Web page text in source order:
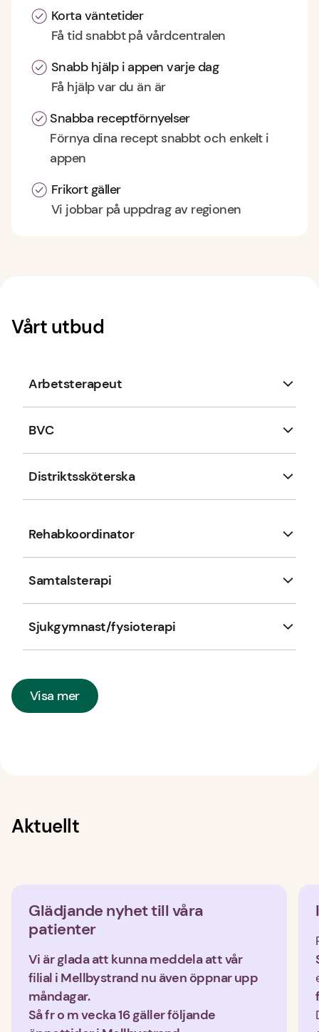
Korta väntetider
Få tid snabbt på vårdcentralen
Snabb hjälp i appen varje dag
Få hjälp var du än är
Snabba receptförnyelser
Förnya dina recept snabbt och enkelt i
appen
Frikort gäller
Vi jobbar på uppdrag av regionen
Vårt utbud
Arbetsterapeut
BVC
Distriktssköterska
Rehabkoordinator
Samtalsterapi
Sjukgymnast/fysioterapi
Visa mer
Aktuellt
Glädjande nyhet till våra
patienter
Vi är glada att kunna meddela att vår
filial i Mellbystrand nu även öppnar upp
måndagar.
Så fr o m vecka 16 gäller följande